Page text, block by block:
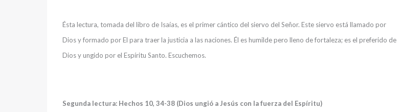
Ésta lectura, tomada del libro de Isaías, es el primer cántico del siervo del Señor. Este siervo está llamado por
Dios y formado por El para traer la justicia a las naciones. Él es humilde pero lleno de fortaleza; es el preferido de
Dios y ungido por el Espíritu Santo. Escuchemos.
Segunda lectura: Hechos 10, 34-38 (Dios ungió a Jesús con la fuerza del Espíritu)